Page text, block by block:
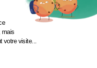
Création : Allovox
mais
visite...